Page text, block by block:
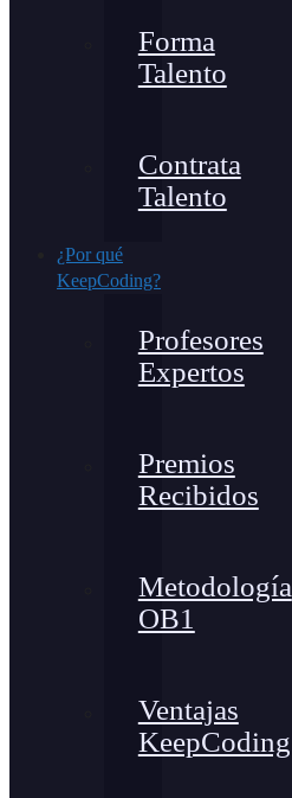
Forma
Talento
Contrata
Talento
¿Por qué
KeepCoding?
Profesores
Expertos
Premios
Recibidos
Metodología
OB1
Ventajas
KeepCoding